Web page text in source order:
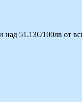
над 51.13€/100лв от